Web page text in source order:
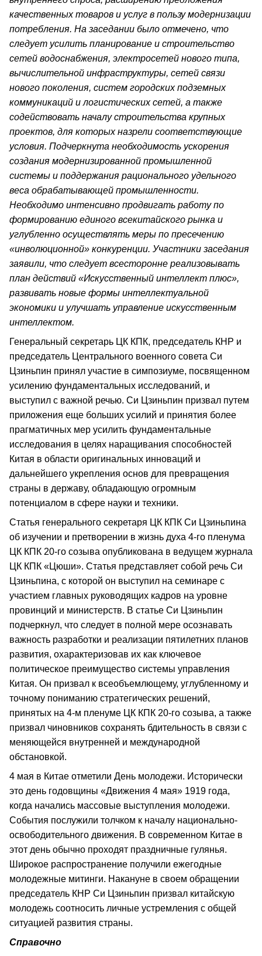
качественных товаров и услуг в пользу модернизации
потребления. На заседании было отмечено, что
следует усилить планирование и строительство
сетей водоснабжения, электросетей нового типа,
вычислительной инфраструктуры, сетей связи
нового поколения, систем городских подземных
коммуникаций и логистических сетей, а также
содействовать началу строительства крупных
проектов, для которых назрели соответствующие
условия. Подчеркнута необходимость ускорения
создания модернизированной промышленной
системы и поддержания рационального удельного
веса обрабатывающей промышленности.
Необходимо интенсивно продвигать работу по
формированию единого всекитайского рынка и
углубленно осуществлять меры по пресечению
«инволюционной» конкуренции. Участники заседания
заявили, что следует всесторонне реализовывать
план действий «Искусственный интеллект плюс»,
развивать новые формы интеллектуальной
экономики и улучшать управление искусственным
интеллектом.
Генеральный секретарь ЦК КПК, председатель КНР и
председатель Центрального военного совета Си
Цзиньпин принял участие в симпозиуме, посвященном
усилению фундаментальных исследований, и
выступил с важной речью. Си Цзиньпин призвал путем
приложения еще больших усилий и принятия более
прагматичных мер усилить фундаментальные
исследования в целях наращивания способностей
Китая в области оригинальных инноваций и
дальнейшего укрепления основ для превращения
страны в державу, обладающую огромным
потенциалом в сфере науки и техники.
Статья генерального секретаря ЦК КПК Си Цзиньпина
об изучении и претворении в жизнь духа 4-го пленума
ЦК КПК 20-го созыва опубликована в ведущем журнала
ЦК КПК «Цюши». Статья представляет собой речь Си
Цзиньпина, с которой он выступил на семинаре с
участием главных руководящих кадров на уровне
провинций и министерств. В статье Си Цзиньпин
подчеркнул, что следует в полной мере осознавать
важность разработки и реализации пятилетних планов
развития, охарактеризовав их как ключевое
политическое преимущество системы управления
Китая. Он призвал к всеобъемлющему, углубленному и
точному пониманию стратегических решений,
принятых на 4-м пленуме ЦК КПК 20-го созыва, а также
призвал чиновников сохранять бдительность в связи с
меняющейся внутренней и международной
обстановкой.
4 мая в Китае отметили День молодежи. Исторически
это день годовщины «Движения 4 мая» 1919 года,
когда начались массовые выступления молодежи.
События послужили толчком к началу национально-
освободительного движения. В современном Китае в
этот день обычно проходят праздничные гулянья.
Широкое распространение получили ежегодные
молодежные митинги. Накануне в своем обращении
председатель КНР Си Цзиньпин призвал китайскую
молодежь соотносить личные устремления с общей
ситуацией развития страны.
Справочно